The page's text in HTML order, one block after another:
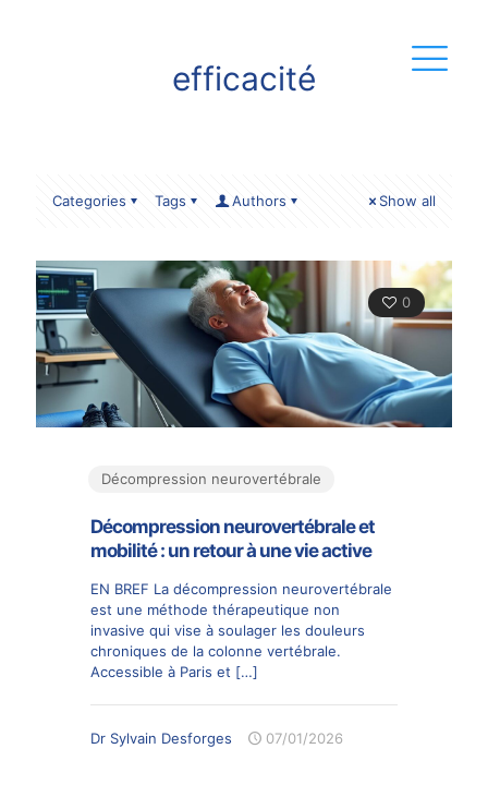
efficacité
Categories Tags Authors Show all
0
Décompression neurovertébrale
Décompression neurovertébrale et
mobilité : un retour à une vie active
EN BREF La décompression neurovertébrale
est une méthode thérapeutique non
invasive qui vise à soulager les douleurs
chroniques de la colonne vertébrale.
Accessible à Paris et […]
Dr Sylvain Desforges 07/01/2026